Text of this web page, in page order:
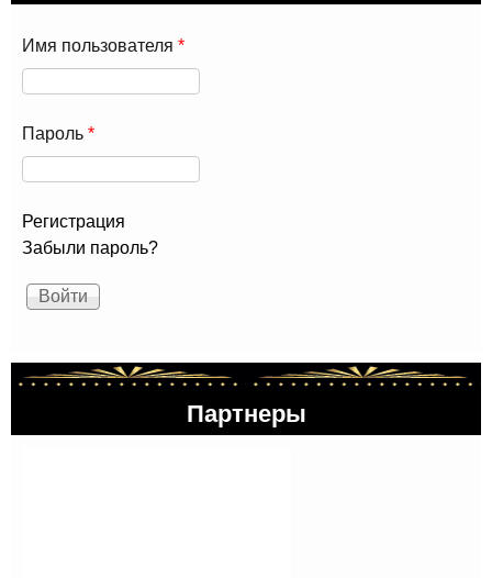
Имя пользователя *
Пароль *
Регистрация
Забыли пароль?
Партнеры